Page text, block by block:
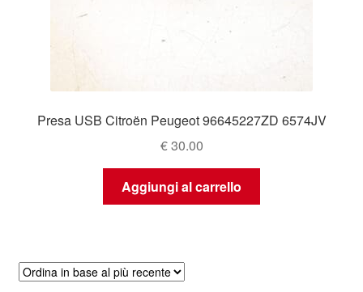
Presa USB Citroën Peugeot 96645227ZD 6574JV
€30.00
Aggiungi al carrello